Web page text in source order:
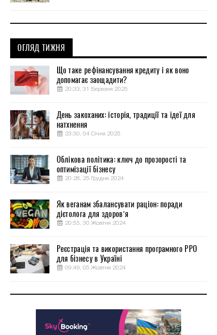
ОГЛЯД ТИЖНЯ
Що таке рефінансування кредиту і як воно
допомагає заощадити?
20:33, 31 Березня 2025
День закоханих: історія, традиції та ідеї для
натхнення
23:30, 04 Січня 2025
Облікова політика: ключ до прозорості та
оптимізації бізнесу
20:28, 25 Грудня 2024
Як веганам збалансувати раціон: поради
дієтолога для здоров’я
20:55, 30 Жовтня 2024
Реєстрація та використання програмного РРО
для бізнесу в Україні
09:49, 05 Жовтня 2024